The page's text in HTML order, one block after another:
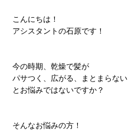
こんにちは！
アシスタントの石原です！
今の時期、乾燥で髪が
パサつく、広がる、まとまらない
とお悩みではないですか？
そんなお悩みの方！